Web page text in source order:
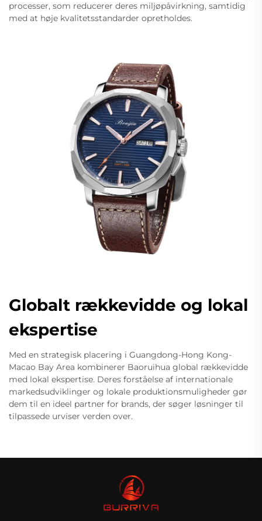
processer, som reducerer deres miljøpåvirkning, samtidig
med at høje kvalitetsstandarder opretholdes.
Globalt rækkevidde og lokal
ekspertise
Med en strategisk placering i Guangdong-Hong Kong-
Macao Bay Area kombinerer Baoruihua global rækkevidde
med lokal ekspertise. Deres forståelse af internationale
markedsudviklinger og lokale produktionsmuligheder gør
dem til en ideel partner for brands, der søger løsninger til
tilpassede urviser verden over.